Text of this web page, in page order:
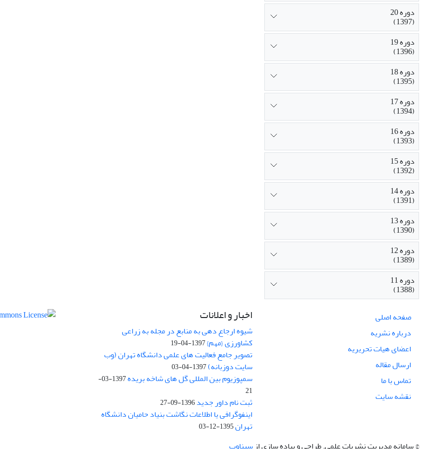
دوره 20
(1397)
دوره 19
(1396)
دوره 18
(1395)
دوره 17
(1394)
دوره 16
(1393)
دوره 15
(1392)
دوره 14
(1391)
دوره 13
(1390)
دوره 12
(1389)
دوره 11
(1388)
صفحه اصلی
درباره نشریه
اعضای هیات تحریریه
ارسال مقاله
تماس با ما
نقشه سایت
اخبار و اعلانات
شیوه ارجاع دهی به منابع در مجله به زراعی
کشاورزی {مهم}1397-04-19
تصویر جامع فعالیت های علمی دانشگاه تهران (وب
سایت دوزبانه)1397-04-03
سمپوزیوم بین المللی گل های شاخه بریده
1397-03-
21
ثبت نام داور جدید1396-09-27
اینفوگرافی یا اطلاعات نگاشت بنیاد حامیان دانشگاه
تهران1395-12-03
© سامانه مدیریت نشریات علمی.طراحی و پیاده سازی از سیناوب